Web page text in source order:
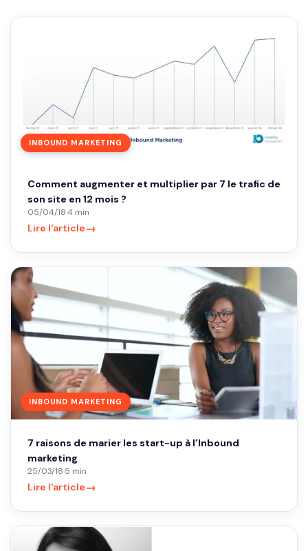
INBOUND MARKETING
Comment augmenter et multiplier par 7 le trafic de
son site en 12 mois ?
05/04/18·4 min
Lire l'article→
INBOUND MARKETING
7 raisons de marier les start-up à l’Inbound
marketing
25/03/18·5 min
Lire l'article→